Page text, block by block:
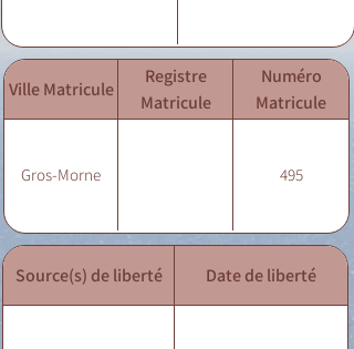
Ville Matricule
Registre
Matricule
Numéro
Matricule
Gros-Morne 495
Source(s) de liberté Date de liberté